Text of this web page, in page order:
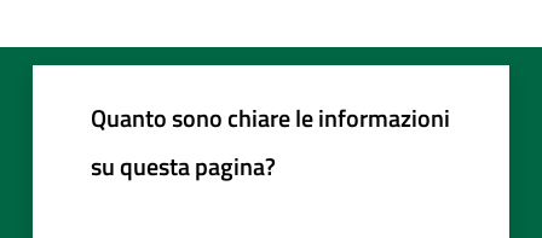
Quanto sono chiare le informazioni
su questa pagina?